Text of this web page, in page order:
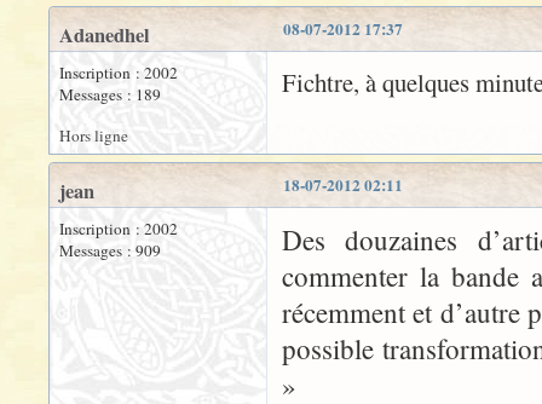
08-07-2012 17:37
Adanedhel
Inscription : 2002
Messages : 189
Fichtre, à quelques
Hors ligne
18-07-2012 02:11
jean
Inscription : 2002
Messages : 909
Des douzaines
commenter la bande
récemment et d’autre
possible
»